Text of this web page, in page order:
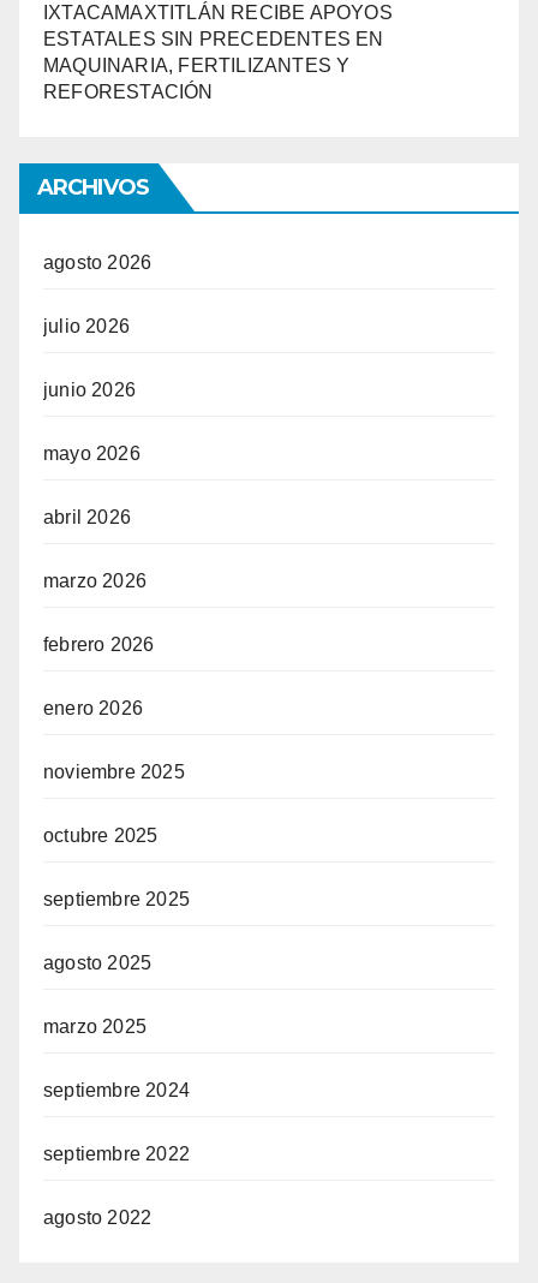
IXTACAMAXTITLÁN RECIBE APOYOS
ESTATALES SIN PRECEDENTES EN
MAQUINARIA, FERTILIZANTES Y
REFORESTACIÓN
ARCHIVOS
agosto 2026
julio 2026
junio 2026
mayo 2026
abril 2026
marzo 2026
febrero 2026
enero 2026
noviembre 2025
octubre 2025
septiembre 2025
agosto 2025
marzo 2025
septiembre 2024
septiembre 2022
agosto 2022